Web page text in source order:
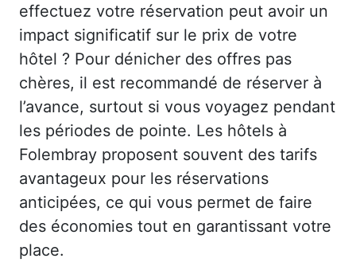
effectuez votre réservation peut avoir un
impact significatif sur le prix de votre
hôtel ? Pour dénicher des offres pas
chères, il est recommandé de réserver à
l’avance, surtout si vous voyagez pendant
les périodes de pointe. Les hôtels à
Folembray proposent souvent des tarifs
avantageux pour les réservations
anticipées, ce qui vous permet de faire
des économies tout en garantissant votre
place.